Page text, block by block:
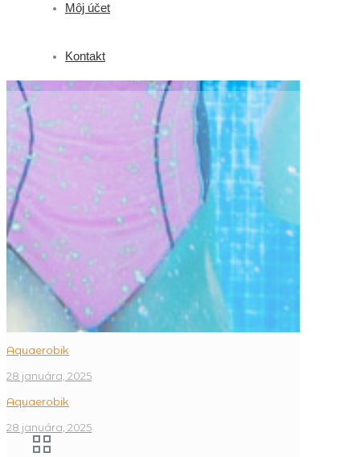
Môj účet
Kontakt
Aquaerobik
28 januára, 2025
Aquaerobik
28 januára, 2025